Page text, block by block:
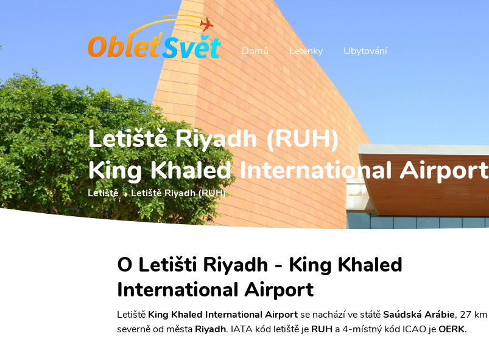
Domů Letenky Ubytování
Letiště Riyadh (RUH)
King Khaled International Airport
Letiště Letiště Riyadh (RUH)
O Letišti Riyadh - King Khaled
International Airport
Letiště King Khaled International Airportse nachází ve státěSaúdská Arábie, 27 km
severně od města Riyadh. IATA kód letiště je RUH a 4-místný kód ICAO jeOERK.